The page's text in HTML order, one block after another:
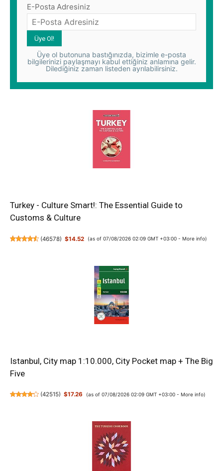
E-Posta Adresiniz
Üye ol butonuna bastığınızda, bizimle e-posta
bilgilerinizi paylaşmayı kabul ettiğiniz anlamına gelir.
Dilediğiniz zaman listeden ayrılabilirsiniz.
Turkey - Culture Smart!: The Essential Guide to
Customs & Culture
(46578) $14.52 (as of 07/08/2026 02:09 GMT +03:00 - More info)
Istanbul, City map 1:10.000, City Pocket map + The Big
Five
(42515) $17.26 (as of 07/08/2026 02:09 GMT +03:00 - More info)